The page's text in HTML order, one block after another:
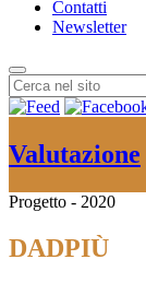
Contatti
Newsletter
Valutazione
Progetto - 2020
DADPIÙ